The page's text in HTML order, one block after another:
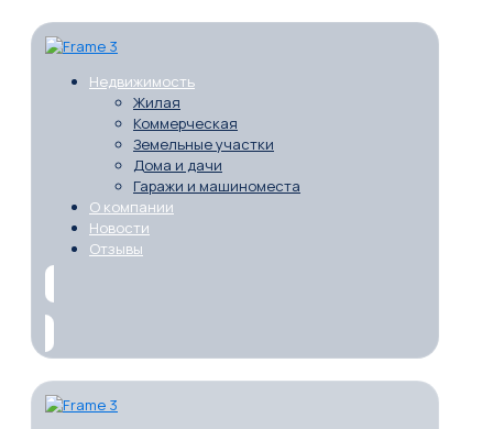
Недвижимость
Жилая
Коммерческая
Земельные участки
Дома и дачи
Гаражи и машиноместа
О компании
Новости
Отзывы